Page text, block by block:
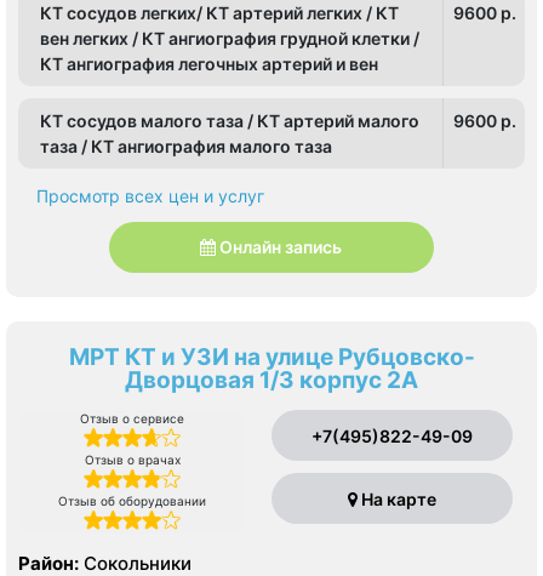
КТ сосудов легких/ КТ артерий легких / КТ
вен легких / КТ ангиография грудной клетки /
КТ ангиография легочных артерий и вен
9600 p.
КТ сосудов малого таза / КТ артерий малого
таза / КТ ангиография малого таза
9600 p.
Просмотр всех цен и услуг
Онлайн запись
МРТ КТ и УЗИ на улице Рубцовско-
Дворцовая 1/3 корпус 2А
Отзыв о сервисе
Отзыв о врачах
Отзыв об оборудовании
+7(495)822-49-09
На карте
Район: Сокольники